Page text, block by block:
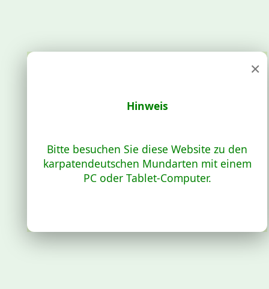
×
Hinweis
Bitte besuchen Sie diese Website zu den
karpatendeutschen Mundarten mit einem
PC oder Tablet-Computer.